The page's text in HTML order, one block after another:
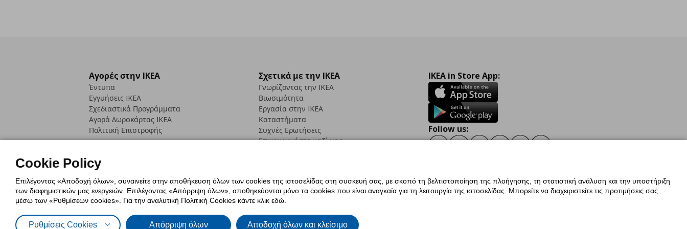
Αγορές στην IKEA
Έντυπα
Εγγυήσεις IKEA
Σχεδιαστικά Προγράμματα
Αγορά Δωρoκάρτας IKEA
Πολιτική Επιστροφής
Σχετικά με την IKEA
Γνωρίζοντας την IKEA
Βιωσιμότητα
Εργασία στην IKEA
Καταστήματα
Συχνές Ερωτήσεις
Επικοινωνήστε μαζί μας
IKEA in Store App:
Follow us:
Πολιτική Cookies Δήλωση ψηφιακής προσβασιμότητας
Γενική Πολιτική Προσωπικών Δεδομένων
Cookie Policy
Επιλέγοντας «Αποδοχή όλων», συναινείτε στην αποθήκευση όλων των cookies της ιστοσελίδας στη συσκευή σας, με σκοπό τη βελτιστοποίηση της πλοήγησης, τη στατιστική ανάλυση και την υποστήριξη
των διαφημιστικών μας ενεργειών. Επιλέγοντας «Απόρριψη όλων», αποθηκεύονται μόνο τα cookies που είναι αναγκαία για τη λειτουργία της ιστοσελίδας. Μπορείτε να διαχειριστείτε τις προτιμήσεις σας
μέσω των «Ρυθμίσεων cookies». Για την αναλυτική Πολιτική Cookies κάντε κλικ εδώ.
Ρυθμίσεις Cookies Απόρριψη όλων Αποδοχή όλων και κλείσιμο